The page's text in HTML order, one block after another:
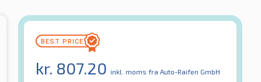
kr. 807.20 inkl. moms fra Auto-Raifen GmbH